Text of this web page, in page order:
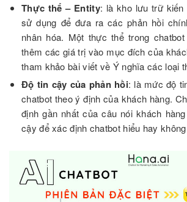
Thực thể – Entity: là kho lưu trữ
sử dụng để đưa ra các phản hồi
nhân hóa. Một thực thể trong
thêm các giá trị vào mục đích của
tham khảo bài viết về Ý nghĩa các loại
Độ tin cậy của phản hồi: là mức độ
chatbot theo ý định của khách hàng.
định gần nhất của câu nói khách
cậy để xác định chatbot hiểu hay